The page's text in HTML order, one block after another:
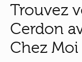
Trouvez
Cerdon
Chez Moi